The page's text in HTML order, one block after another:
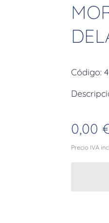
Código:
0,00
Precio IVA